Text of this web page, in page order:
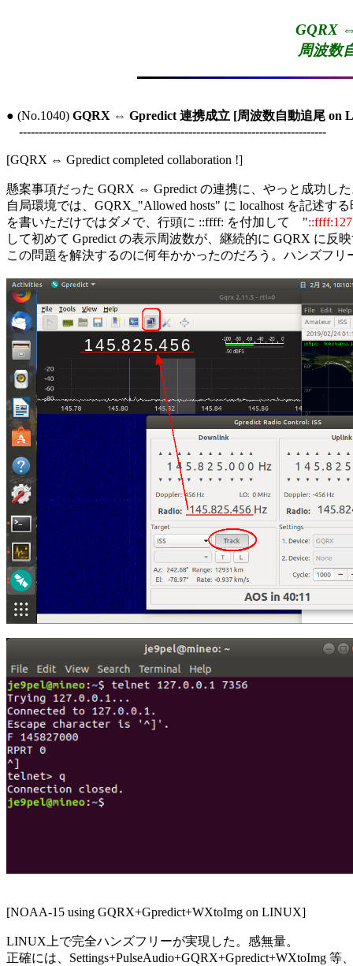
GQRX
周波数
● (No.1040) GQRX ⇔ Gpredict 連携成立 [周波数自動追尾 on
------------------------------------------------------------------------------
[GQRX ⇔ Gpredict completed collaboration !]
懸案事項だった GQRX ⇔ Gpredict の連携に、やっと成功し
自局環境では、GQRX_"Allowed hosts" に localhost を記述す
を書いただけではダメで、行頭に ::ffff: を付加して　"
して初めて Gpredict の表示周波数が、継続的に GQRX に反
この問題を解決するのに何年かかったのだろう。ハンズフリ
[NOAA-15 using GQRX+Gpredict+WXtoImg on LINUX]
LINUX上で完全ハンズフリーが実現した。感無量。
正確には、Settings+PulseAudio+GQRX+Gpredict+WXtoImg 等